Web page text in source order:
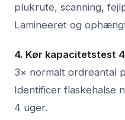
plukrute, scanning,
Lamineeret og
4. Kør kapacitetstest
3× normalt ordreantal
Identificer flaskehalse
4 uger.